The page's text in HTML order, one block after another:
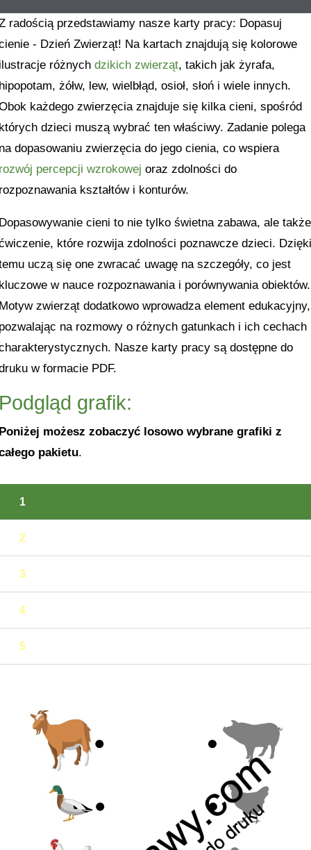
radością przedstawiamy nasze karty pracy: Dopasuj
- Dzień Zwierząt! Na kartach znajdują się kolorowe
różnychdzikich zwierząt, takich jak żyrafa,
żółw, lew, wielbłąd, osioł, słoń i wiele innych.
każdego zwierzęcia znajduje się kilka cieni, spośród
dzieci muszą wybrać ten właściwy. Zadanie polega
dopasowaniu zwierzęcia do jego cienia, co wspiera
percepcji wzrokowej oraz zdolności do
kształtów i konturów.
cieni to nie tylko świetna zabawa, ale także
które rozwija zdolności poznawcze dzieci.
uczą się one zwracać uwagę na szczegóły, co jest
w nauce rozpoznawania i porównywania obiektów.
zwierząt dodatkowo wprowadza element edukacyjny,
na rozmowy o różnych gatunkach i ich cechach
Nasze karty pracy są dostępne do
w formacie PDF.
grafik:
możesz zobaczyć losowo wybrane grafiki z
pakietu.
1
2
3
4
5